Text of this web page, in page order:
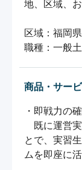
地、区域、
区域：福岡
職種：一般
商品・サー
・即戦力の
既に運営実
とで、実習
ムを即座に